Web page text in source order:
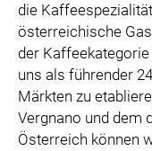
LOGOS
COCA COLA
PRESSEKONTAKT
die
österreichische
der
uns als führender
Märkten zu
Vergnano und dem
Österreich können